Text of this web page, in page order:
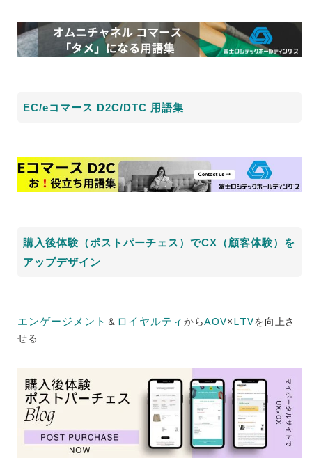
EC/eコマース D2C/DTC 用語集
購入後体験（ポストパーチェス）でCX（顧客体験）を
アップデザイン
エンゲージメント ＆ ロイヤルティ からAOV×LTVを向上さ
せる